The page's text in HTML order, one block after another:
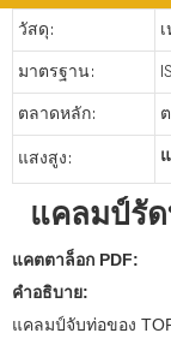
วัสดุ:
มาตรฐาน:
ตลาดหลัก:
แสงสูง:
แคลมป์รั
แคตตาล็อก PDF:
คำอธิบาย:
แคลมป์จับท่อของ